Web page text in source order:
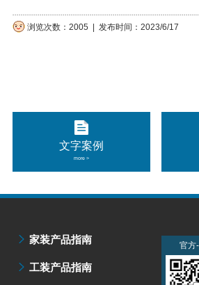
浏览次数：2005 | 发布时间：2023/6/17
文字案例
more >
家装产品指南
工装产品指南
官方-
官方